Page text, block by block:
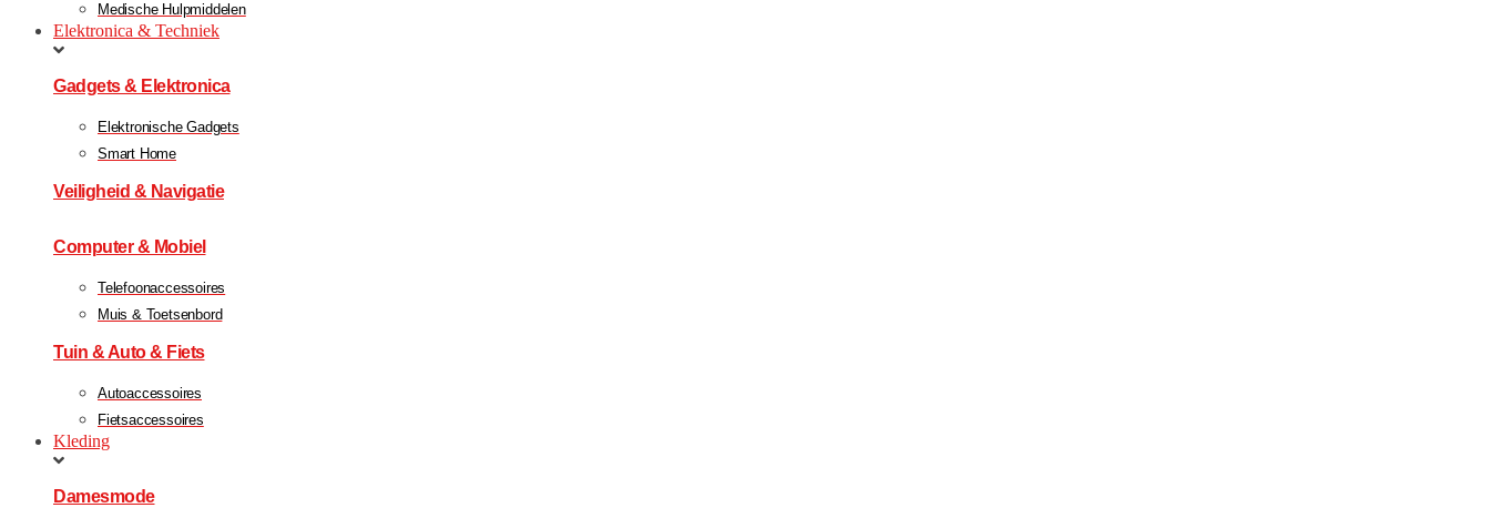
Medische Hulpmiddelen
Elektronica & Techniek
Gadgets & Elektronica
Elektronische Gadgets
Smart Home
Veiligheid & Navigatie
Computer & Mobiel
Telefoonaccessoires
Muis & Toetsenbord
Tuin & Auto & Fiets
Autoaccessoires
Fietsaccessoires
Kleding
Damesmode